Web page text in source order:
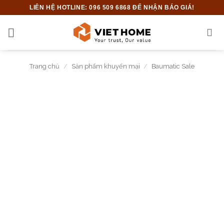
nội
LIÊN HỆ HOTLINE: 096 509 6868 ĐỂ NHẬN BÁO GIÁ!
Trang chủ / Sản phẩm khuyến mại / Baumatic Sale